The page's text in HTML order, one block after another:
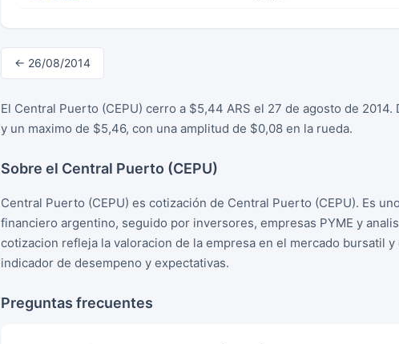
← 26/08/2014
El Central Puerto (CEPU) cerro a $5,44 ARS el 27 de agosto de
y un maximo de $5,46, con una amplitud de $0,08 en la rueda.
Sobre el Central Puerto (CEPU)
Central Puerto (CEPU) es cotización de Central Puerto (CEPU). Es
financiero argentino, seguido por inversores, empresas PYME y
cotizacion refleja la valoracion de la empresa en el mercado bursatil
indicador de desempeno y expectativas.
Preguntas frecuentes